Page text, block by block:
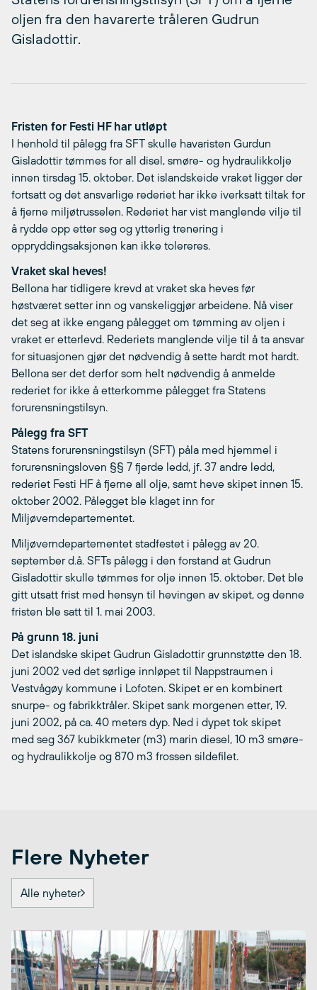
oljen fra den havarerte tråleren Gudrun
Gisladottir.
Fristen for Festi HF har utløpt
I henhold til pålegg fra SFT skulle havaristen Gurdun
Gisladottir tømmes for all disel, smøre- og hydraulikkolje
innen tirsdag 15. oktober. Det islandskeide vraket ligger der
fortsatt og det ansvarlige rederiet har ikke iverksatt tiltak for
å fjerne miljøtrusselen. Rederiet har vist manglende vilje til
å rydde opp etter seg og ytterlig trenering i
oppryddingsaksjonen kan ikke tolereres.
Vraket skal heves!
Bellona har tidligere krevd at vraket ska heves før
høstværet setter inn og vanskeliggjør arbeidene. Nå viser
det seg at ikke engang pålegget om tømming av oljen i
vraket er etterlevd. Rederiets manglende vilje til å ta ansvar
for situasjonen gjør det nødvendig å sette hardt mot hardt.
Bellona ser det derfor som helt nødvendig å anmelde
rederiet for ikke å etterkomme pålegget fra Statens
forurensningstilsyn.
Pålegg fra SFT
Statens forurensningstilsyn (SFT) påla med hjemmel i
forurensningsloven §§ 7 fjerde ledd, jf. 37 andre ledd,
rederiet Festi HF å fjerne all olje, samt heve skipet innen 15.
oktober 2002. Pålegget ble klaget inn for
Miljøverndepartementet.
Miljøverndepartementet stadfestet i pålegg av 20.
september d.å. SFTs pålegg i den forstand at Gudrun
Gisladottir skulle tømmes for olje innen 15. oktober. Det ble
gitt utsatt frist med hensyn til hevingen av skipet, og denne
fristen ble satt til 1. mai 2003.
På grunn 18. juni
Det islandske skipet Gudrun Gisladottir grunnstøtte den 18.
juni 2002 ved det sørlige innløpet til Nappstraumen i
Vestvågøy kommune i Lofoten. Skipet er en kombinert
snurpe- og fabrikktråler. Skipet sank morgenen etter, 19.
juni 2002, på ca. 40 meters dyp. Ned i dypet tok skipet
med seg 367 kubikkmeter (m3) marin diesel, 10 m3 smøre-
og hydraulikkolje og 870 m3 frossen sildefilet.
Flere Nyheter
Alle nyheter